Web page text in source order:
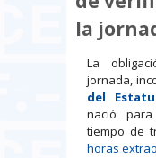
la
La
jornada,
del
nació
tiempo de
horas